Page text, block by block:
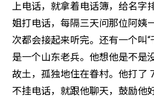
上电话，就拿着电话簿，给名字
姐打电话，每隔三天问那位阿姨
次都会接起来听完。还有一个叫
是一个山东老兵。他想他是不是
故土，孤独地住在眷村。他打了
不挂电话，就跟他聊天，鼓励他